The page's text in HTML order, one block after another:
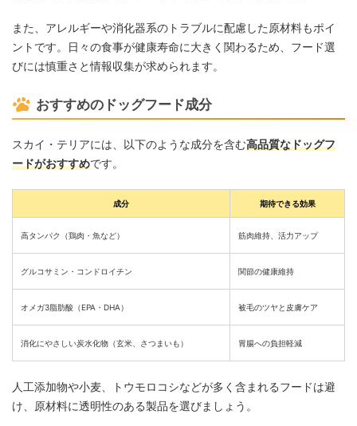
また、アレルギーや消化器系のトラブルに配慮した原材料もポイ
ントです。日々の食事が健康寿命に大きく関わるため、フード選
びには慎重さと情報収集が求められます。
おすすめのドッグフード成分
スカイ・テリアには、以下のような成分を含む高品質なドッグフ
ードがおすすめです。
成分 期待できる効果
高タンパク（鶏肉・魚など） 筋肉維持、活力アップ
グルコサミン・コンドロイチン 関節の健康維持
オメガ3脂肪酸（EPA・DHA） 被毛のツヤと皮膚ケア
消化にやさしい炭水化物（玄米、さつまいも） 胃腸への負担軽減
人工添加物や小麦、トウモロコシなどが多く含まれるフードは避
け、原材料に透明性のある製品を選びましょう。